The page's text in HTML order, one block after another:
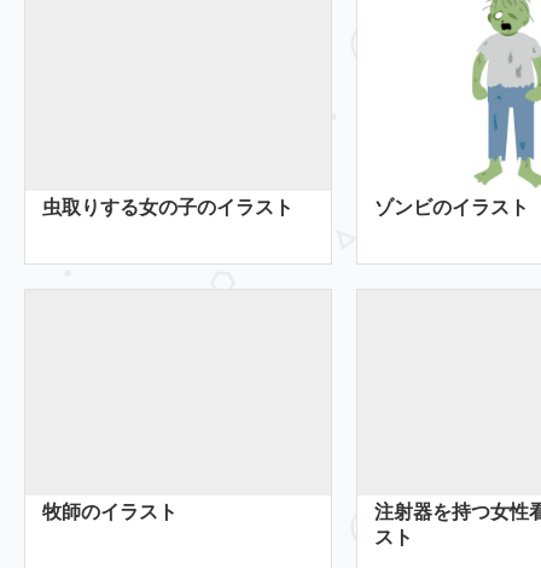
虫取りする女の子のイラスト ゾンビのイラスト
牧師のイラスト
注射器を持つ女性
スト